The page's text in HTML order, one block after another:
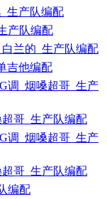
生产队编配
产队编配
兰的_生产队编配
吉他编配
调_烟嗓超哥_生产
哥_生产队编配
调_烟嗓超哥_生产
哥_生产队编配
编配